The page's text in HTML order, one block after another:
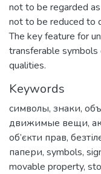
not to be regarded
not to be reduced to
The key feature for
transferable symbols
qualities.
Keywords
символы, знаки,
движимые вещи,
об’єкти прав,
папери, symbols,
movable property,